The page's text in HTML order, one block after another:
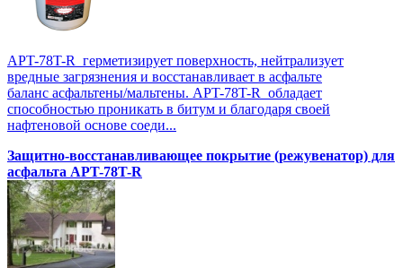
APT-78T-R герметизирует поверхность, нейтрализует
вредные загрязнения и восстанавливает в асфальте
баланс асфальтены/мальтены. APT-78T-R обладает
способностью проникать в битум и благодаря своей
нафтеновой основе соеди...
Защитно-восстанавливающее покрытие (режувенатор) для
асфальта APT-78T-R